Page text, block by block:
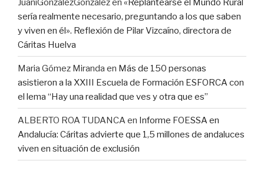
JuaniGonzalezGonzalezen «Replantearse el Mundo Rural
sería realmente necesario, preguntando a los que saben
y viven en él». Reflexión de Pilar Vizcaíno, directora de
Cáritas Huelva
Maria Gómez Miranda en Más de 150 personas
asistieron a la XXIII Escuela de Formación ESFORCA con
el lema “Hay una realidad que ves y otra que es”
ALBERTO ROA TUDANCAen Informe FOESSA en
Andalucía: Cáritas advierte que 1,5 millones de andaluces
viven en situación de exclusión